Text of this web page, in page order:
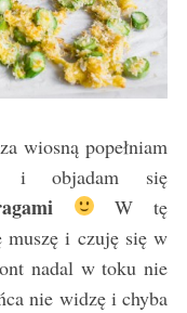
wiosną popełniam
i objadam się
W tę
muszę i czuję się w
nadal w toku nie
nie widzę i chyba